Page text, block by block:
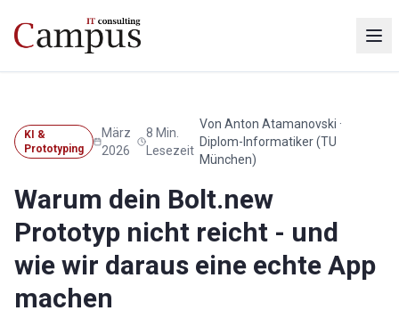
KI &
Prototyping
März
2026
8 Min.
Lesezeit
Von Anton Atamanovski ·
Diplom-Informatiker (TU
München)
Warum dein Bolt.new
Prototyp nicht reicht - und
wie wir daraus eine echte App
machen